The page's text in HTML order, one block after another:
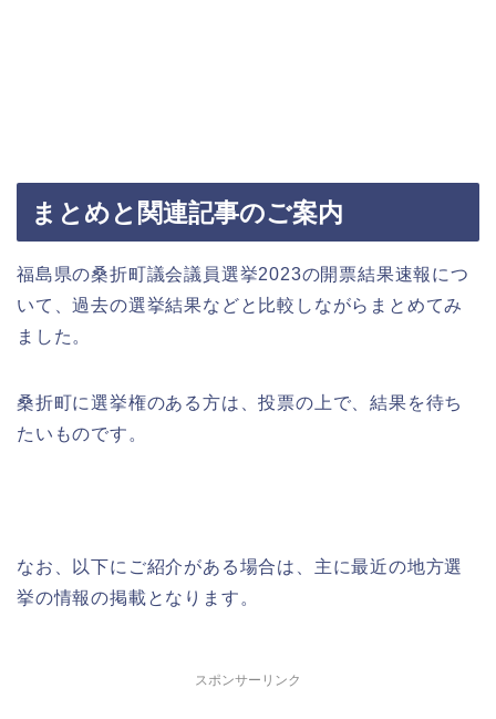
まとめと関連記事のご案内
福島県の桑折町議会議員選挙2023の開票結果速報につ
いて、過去の選挙結果などと比較しながらまとめてみ
ました。
桑折町に選挙権のある方は、投票の上で、結果を待ち
たいものです。
なお、以下にご紹介がある場合は、主に最近の地方選
挙の情報の掲載となります。
スポンサーリンク